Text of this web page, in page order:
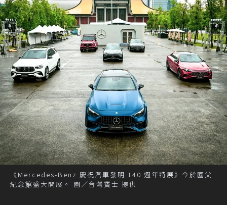
《Mercedes-Benz 慶祝汽車發明 140 週年特展》今於國父
紀念館盛大開展。 圖／台灣賓士 提供